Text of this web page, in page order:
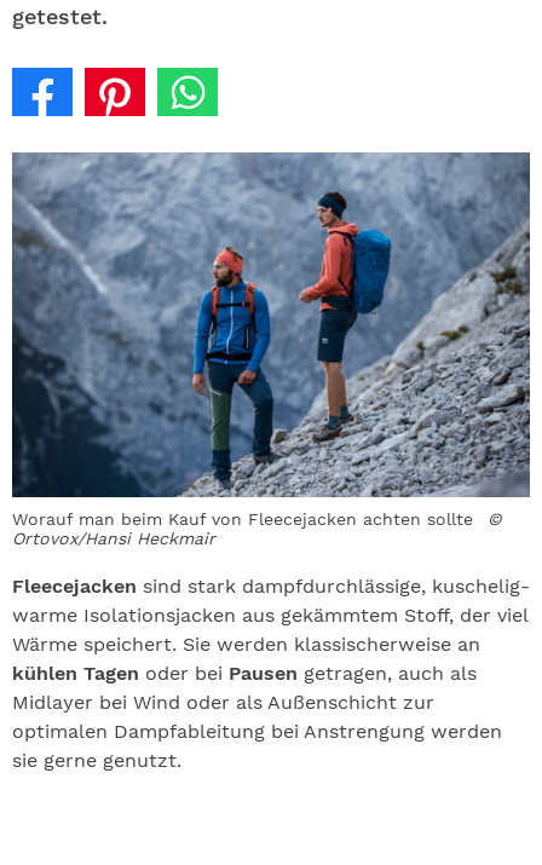
getestet.
Worauf man beim Kauf von Fleecejacken achten sollte
©
Ortovox/Hansi Heckmair
Fleecejacken sind stark dampfdurchlässige, kuschelig-
warme Isolationsjacken aus gekämmtem Stoff, der viel
Wärme speichert. Sie werden klassischerweise an
kühlen Tagen oder bei Pausen getragen, auch als
Midlayer bei Wind oder als Außenschicht zur
optimalen Dampfableitung bei Anstrengung werden
sie gerne genutzt.